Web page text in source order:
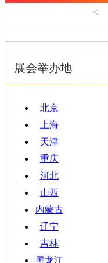
江西
山东
河南
湖北
湖南
广东
广西
海南
四川
贵州
云南
西藏
陕西
机床工具
建材机械
暖通空调
汽车制造
橡塑机械
烟草机械
医疗设备
印刷机械
6月
7月
8月
9月
10月
11月
12月
展会举办地
北京
上海
天津
重庆
河北
山西
内蒙古
辽宁
吉林
黑龙江